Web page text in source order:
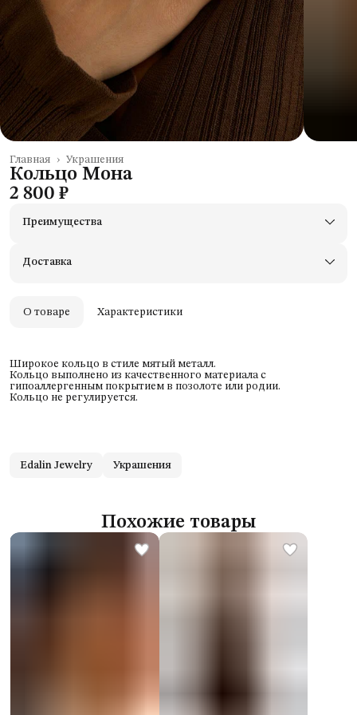
Украшения
Главная ›
Кольцо Мона
2 800 ₽
Преимущества
Оплата — картой, СБП или наличными
Доставка
О товаре Характеристики
Широкое кольцо в стиле мятый металл.
Кольцо выполнено из качественного материала с
гипоаллергенным покрытием в позолоте или родии.
Кольцо не регулируется.
Edalin Jewelry Украшения
Похожие товары